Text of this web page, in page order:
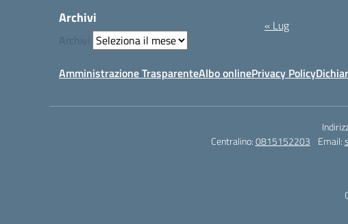
Archivi
Archivi
« Lug
Amministrazione TrasparenteAlbo onlinePrivacy Policy
Centralino:0815152203 Email: